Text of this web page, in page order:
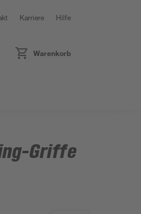
Karriere Hilfe
Warenkorb
Griffe